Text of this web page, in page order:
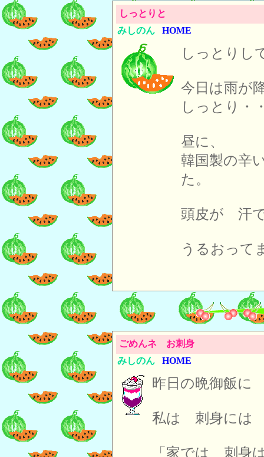
しっとりと
みしのん
HOME
しっとりし
今日は雨が
しっとり・
昼に、
韓国製の辛
た。
頭皮が 汗
うるおって
ごめんネ お刺身
みしのん
HOME
昨日の晩御飯に
私は 刺身には
「家では 刺身